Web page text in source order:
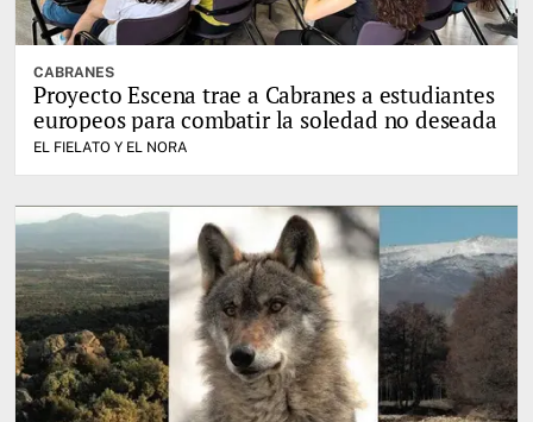
CABRANES
Proyecto Escena trae a Cabranes a estudiantes
europeos para combatir la soledad no deseada
EL FIELATO Y EL NORA